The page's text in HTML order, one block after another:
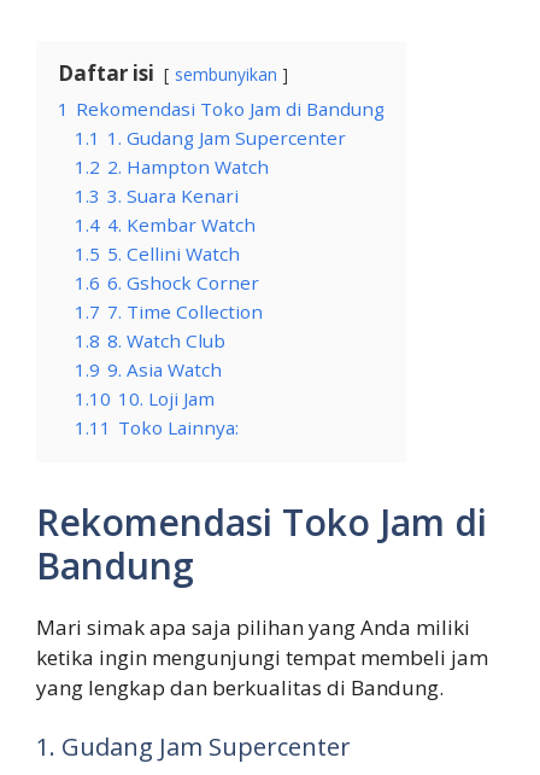
Daftar isi sembunyikan
1 Rekomendasi Toko Jam di Bandung
1.1 1. Gudang Jam Supercenter
1.2 2. Hampton Watch
1.3 3. Suara Kenari
1.4 4. Kembar Watch
1.5 5. Cellini Watch
1.6 6. Gshock Corner
1.7 7. Time Collection
1.8 8. Watch Club
1.9 9. Asia Watch
1.10 10. Loji Jam
1.11 Toko Lainnya:
Rekomendasi Toko Jam di
Bandung
Mari simak apa saja pilihan yang Anda miliki
ketika ingin mengunjungi tempat membeli jam
yang lengkap dan berkualitas di Bandung.
1. Gudang Jam Supercenter